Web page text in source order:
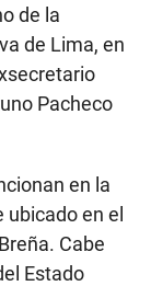
de la
de Lima, en
Pacheco
en la
ubicado en el
Cabe
Estado